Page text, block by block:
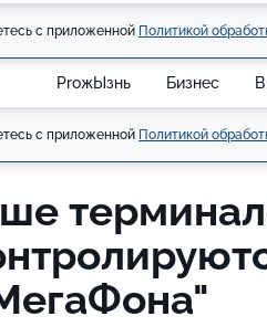
с приложенной Политикой
ProжЫзнь Бизнес
с приложенной Политикой